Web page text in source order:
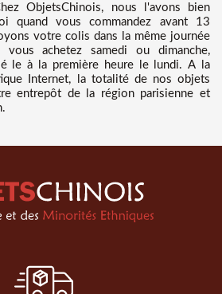
ObjetsChinois, nous l'avons bien
quand vous commandez avant 13
votre colis dans la même journée
achetez samedi ou dimanche,
le à la première heure le lundi. A la
Internet, la totalité de nos objets
entrepôt de la région parisienne et